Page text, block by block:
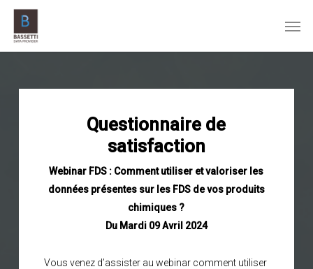
Skip
main
Questionnaire de
satisfaction
Webinar FDS : Comment utiliser et valoriser les
données présentes sur les FDS de vos produits
chimiques ?
Du Mardi 09 Avril 2024
Vous venez d’assister au webinar comment utiliser